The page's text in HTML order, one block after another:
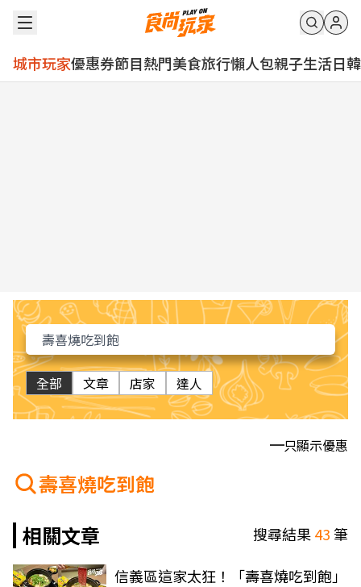
城市玩家優惠券節目熱門美食旅行懶人包親子生活日韓
全部 文章 店家 達人
只顯示優惠
壽喜燒吃到飽
相關文章
搜尋結果43筆
信義區這家太狂！「壽喜燒吃到飽」